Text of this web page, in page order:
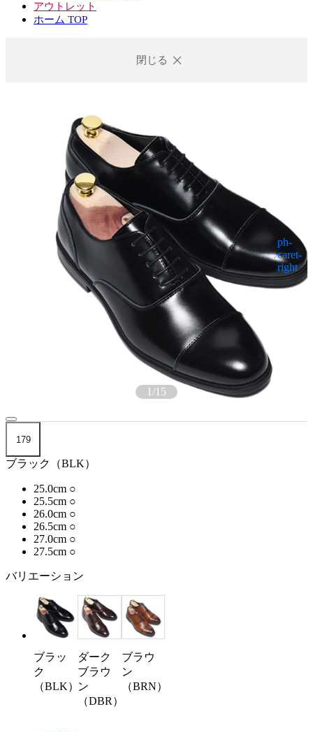
アウトレット
ホーム TOP
閉じる
1/15
179
ブラック（BLK）
25.0cm ○
25.5cm ○
26.0cm ○
26.5cm ○
27.0cm ○
27.5cm ○
バリエーション
ブラッ
ク
（BLK）
ダーク
ブラウ
ン
（DBR）
ブラウ
ン
（BRN）